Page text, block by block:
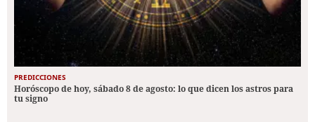
PREDICCIONES
Horóscopo de hoy, sábado 8 de agosto: lo que dicen los astros para
tu signo